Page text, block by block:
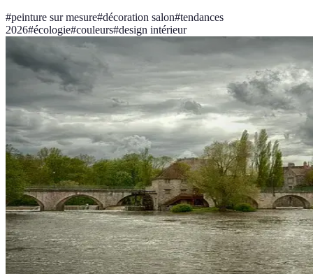
#peinture sur mesure#décoration salon#tendances
2026#écologie#couleurs#design intérieur